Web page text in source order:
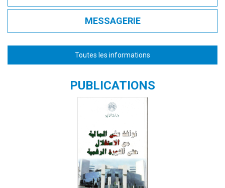
MESSAGERIE
Toutes les informations
PUBLICATIONS